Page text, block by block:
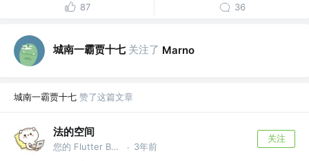
87 36
城南一霸贾十七 关注了 Marno
城南一霸贾十七 赞了这篇文章
法的空间
您的 Flutter Bug 已创建完毕，请查收 @FlutterCandies QQ群:181398081 · 3年前
关注